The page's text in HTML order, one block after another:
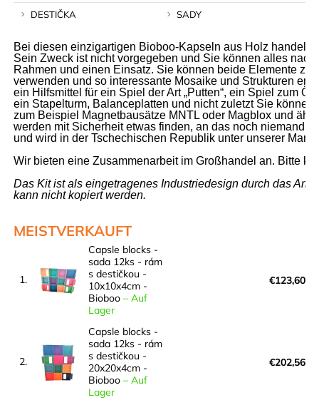
DESTIČKA SADY
Bei diesen einzigartigen Bioboo-Kapseln aus Holz handelt
Sein Zweck ist nicht vorgegeben und Sie können alles
Rahmen und einen Einsatz. Sie können beide Elemente
verwenden und so interessante Mosaike und Strukturen
ein Hilfsmittel für ein Spiel der Art „Putten“, ein Spiel zum
ein Stapelturm, Balanceplatten und nicht zuletzt Sie
zum Beispiel Magnetbausätze MNTL oder Magblox und
werden mit Sicherheit etwas finden, an das noch niemand
und wird in der Tschechischen Republik unter unserer
Wir bieten eine Zusammenarbeit im Großhandel an. Bitte
Das Kit ist als eingetragenes Industriedesign durch das
kann nicht kopiert werden.
MEISTVERKAUFT
1.
Capsle blocks -
sada 12ks - rám
s destičkou -
10x10x4cm -
Bioboo – Auf
Lager
€123,60
2.
Capsle blocks -
sada 12ks - rám
s destičkou -
20x20x4cm -
Bioboo – Auf
Lager
€202,56